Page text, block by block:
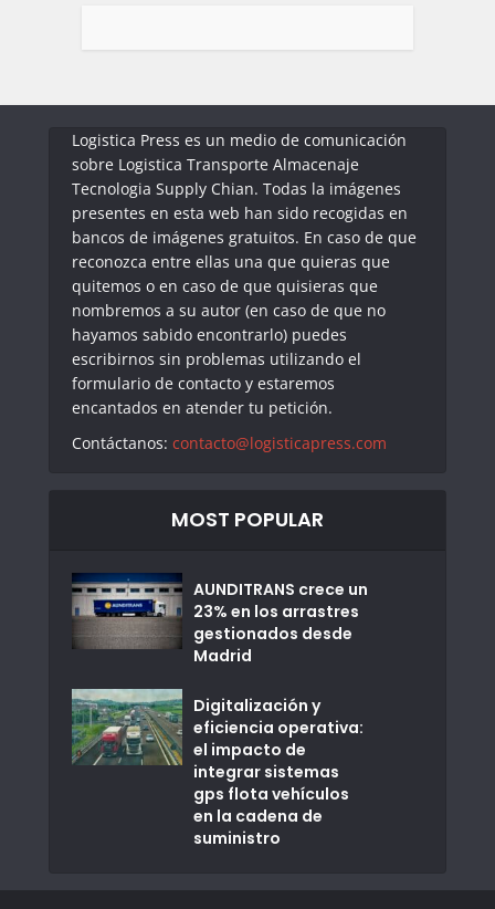
Logistica Press es un medio de comunicación
sobre Logistica Transporte Almacenaje
Tecnologia Supply Chian. Todas la imágenes
presentes en esta web han sido recogidas en
bancos de imágenes gratuitos. En caso de que
reconozca entre ellas una que quieras que
quitemos o en caso de que quisieras que
nombremos a su autor (en caso de que no
hayamos sabido encontrarlo) puedes
escribirnos sin problemas utilizando el
formulario de contacto y estaremos
encantados en atender tu petición.
Contáctanos: contacto@logisticapress.com
MOST POPULAR
AUNDITRANS crece un
23% en los arrastres
gestionados desde
Madrid
Digitalización y
eficiencia operativa:
el impacto de
integrar sistemas
gps flota vehículos
en la cadena de
suministro